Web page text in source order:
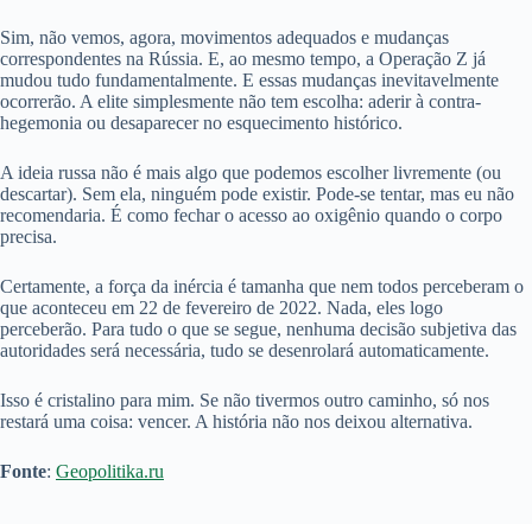
Sim, não vemos, agora, movimentos adequados e mudanças
correspondentes na Rússia. E, ao mesmo tempo, a Operação Z já
mudou tudo fundamentalmente. E essas mudanças inevitavelmente
ocorrerão. A elite simplesmente não tem escolha: aderir à contra-
hegemonia ou desaparecer no esquecimento histórico.
A ideia russa não é mais algo que podemos escolher livremente (ou
descartar). Sem ela, ninguém pode existir. Pode-se tentar, mas eu não
recomendaria. É como fechar o acesso ao oxigênio quando o corpo
precisa.
Certamente, a força da inércia é tamanha que nem todos perceberam o
que aconteceu em 22 de fevereiro de 2022. Nada, eles logo
perceberão. Para tudo o que se segue, nenhuma decisão subjetiva das
autoridades será necessária, tudo se desenrolará automaticamente.
Isso é cristalino para mim. Se não tivermos outro caminho, só nos
restará uma coisa: vencer. A história não nos deixou alternativa.
Fonte: Geopolitika.ru